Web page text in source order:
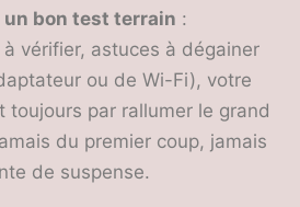
un bon test terrain :
vérifier, astuces à dégainer
ou de Wi-Fi), votre
toujours par rallumer le grand
du premier coup, jamais
de suspense.